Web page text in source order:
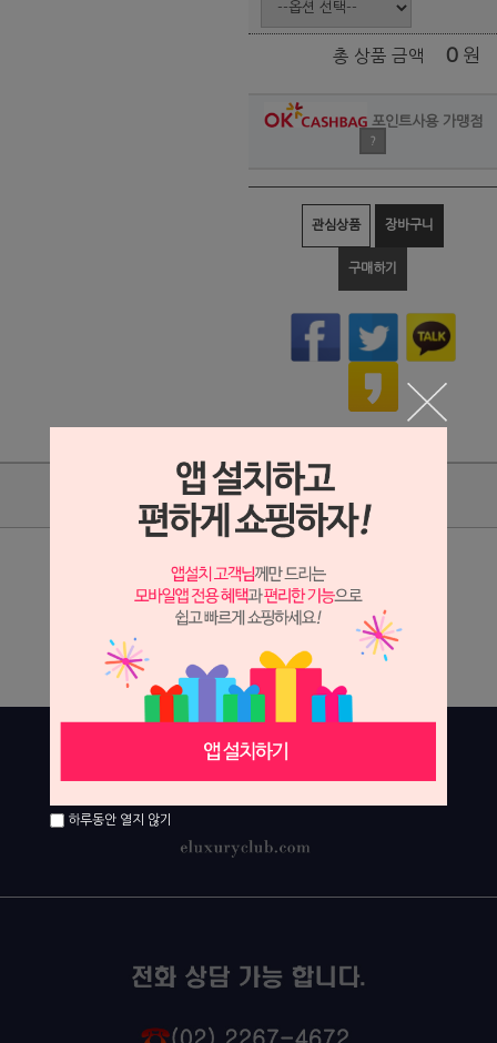
총 상품 금액 0 원
포인트사용 가맹점
?
관심상품 장바구니
구매하기
상품리뷰
상세정보 새창 열기
상세 정보를 확대해 보실 수 있습니다.
하루동안 열지 않기